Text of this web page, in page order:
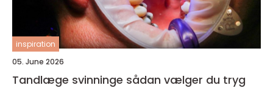
inspiration
05. June 2026
Tandlæge svinninge sådan vælger du tryg